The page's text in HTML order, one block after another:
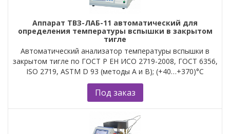
Аппарат ТВЗ-ЛАБ-11 автоматический для
определения температуры вспышки в закрытом
тигле
Автоматический анализатор температуры вспышки в
закрытом тигле по ГОСТ Р ЕН ИСО 2719-2008, ГОСТ 6356,
ISO 2719, ASTM D 93 (методы А и B); (+40…+370)°С
Под заказ